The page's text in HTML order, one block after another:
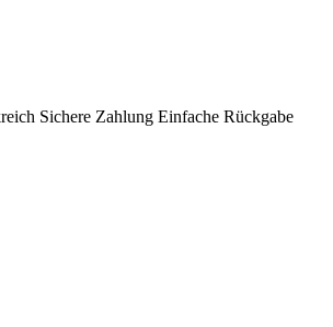
Sichere Zahlung Einfache Rückgabe